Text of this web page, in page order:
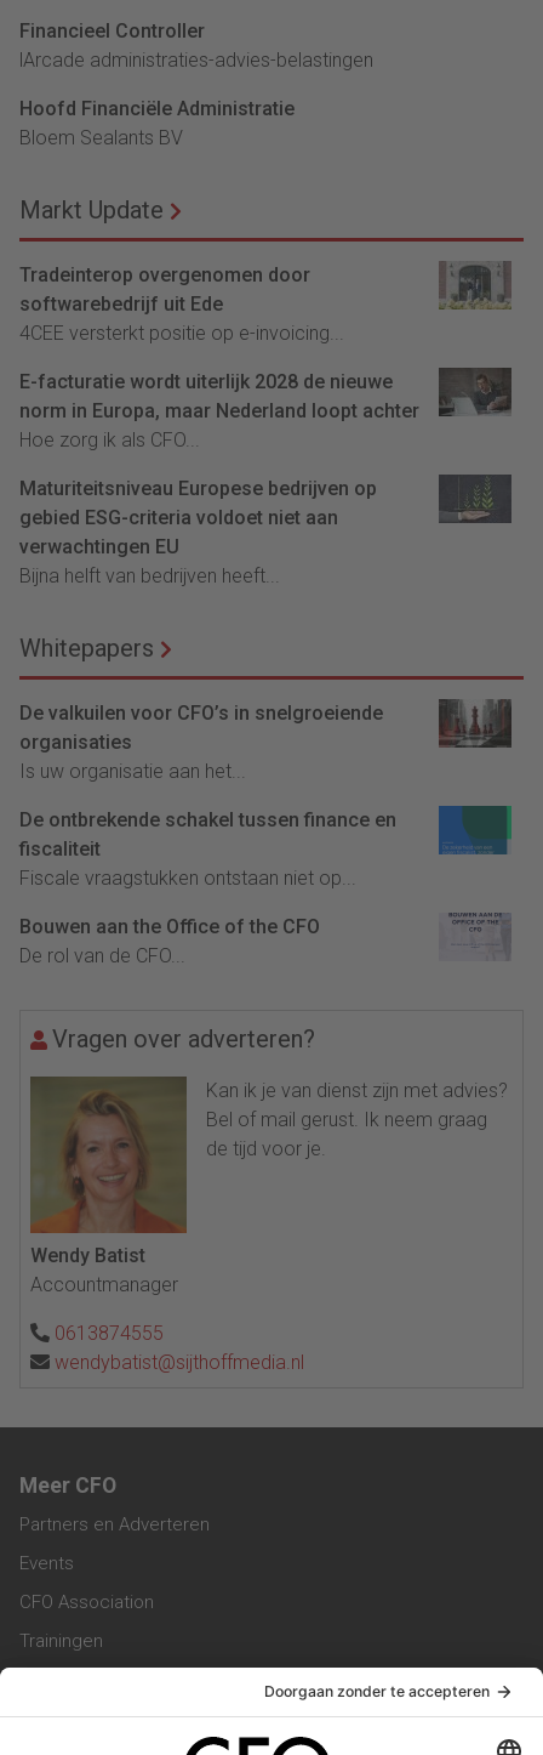
Financieel Controller
lArcade administraties-advies-belastingen
Hoofd Financiële Administratie
Bloem Sealants BV
Markt Update
Tradeinterop overgenomen door
softwarebedrijf uit Ede
4CEE versterkt positie op e-invoicing...
E-facturatie wordt uiterlijk 2028 de nieuwe
norm in Europa, maar Nederland loopt achter
Hoe zorg ik als CFO...
Maturiteitsniveau Europese bedrijven op
gebied ESG-criteria voldoet niet aan
verwachtingen EU
Bijna helft van bedrijven heeft...
Whitepapers
De valkuilen voor CFO’s in snelgroeiende
organisaties
Is uw organisatie aan het...
De ontbrekende schakel tussen finance en
fiscaliteit
Fiscale vraagstukken ontstaan niet op...
Bouwen aan the Office of the CFO
De rol van de CFO...
Vragen over adverteren?
Kan ik je van dienst zijn met advies?
Bel of mail gerust. Ik neem graag
de tijd voor je.
Wendy Batist
Accountmanager
0613874555
wendybatist@sijthoffmedia.nl
Meer CFO
Partners en Adverteren
Events
CFO Association
Trainingen
Vacatures